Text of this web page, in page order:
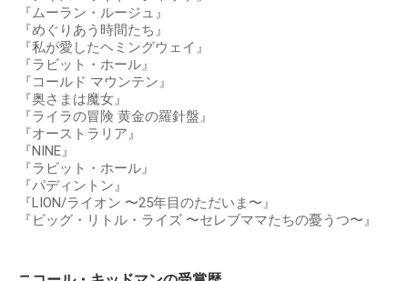
『ムーラン・ルージュ』
『めぐりあう時間たち』
『私が愛したヘミングウェイ』
『ラビット・ホール』
『コールド マウンテン』
『奥さまは魔女』
『ライラの冒険 黄金の羅針盤』
『オーストラリア』
『NINE』
『ラビット・ホール』
『パディントン』
『LION/ライオン 〜25年目のただいま〜』
『ビッグ・リトル・ライズ 〜セレブママたちの憂うつ〜』